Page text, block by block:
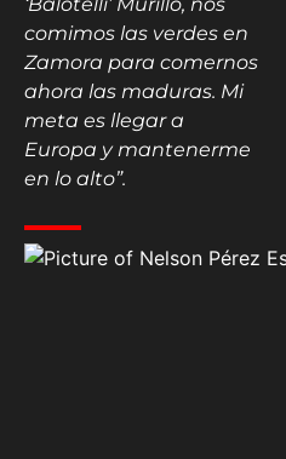
comimos las verdes en
Zamora para comernos
ahora las maduras. Mi
meta es llegar a
Europa y mantenerme
en lo alto”.